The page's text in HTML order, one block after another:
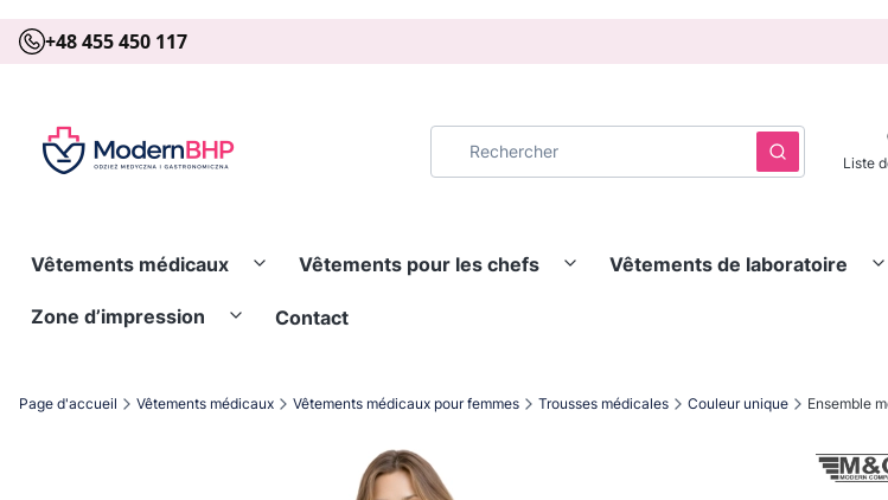
+48 455 450 117
EffacerRechercher
Liste
Vêtements médicaux Vêtements pour les chefs Vêtements de laboratoire
Zone d’impression Contact
Page d'accueil Vêtements médicaux Vêtements médicaux pour femmes Trousses médicales Couleur unique Ensemble